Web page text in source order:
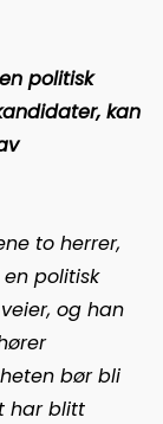
politisk
kan
to herrer,
politisk
og han
bør bli
har blitt